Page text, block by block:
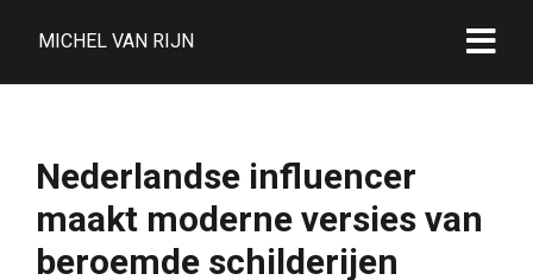
MICHEL VAN RIJN
Nederlandse influencer
maakt moderne versies van
beroemde schilderijen